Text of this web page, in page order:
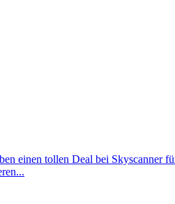
einen tollen Deal bei Skyscanner